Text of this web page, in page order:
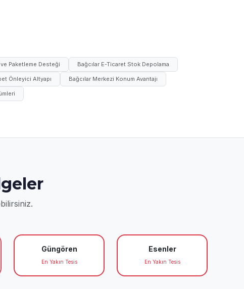
Paketleme Desteği Bağcılar E-Ticaret Stok Depolama
Önleyici Altyapı Bağcılar Merkezi Konum Avantajı
Güngören
En Yakın Tesis
Esenler
En Yakın Tesis